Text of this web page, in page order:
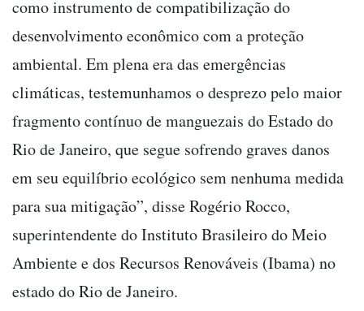
como instrumento de compatibilização do
desenvolvimento econômico com a proteção
ambiental. Em plena era das emergências
climáticas, testemunhamos o desprezo pelo maior
fragmento contínuo de manguezais do Estado do
Rio de Janeiro, que segue sofrendo graves danos
em seu equilíbrio ecológico sem nenhuma medida
para sua mitigação”, disse Rogério Rocco,
superintendente do Instituto Brasileiro do Meio
Ambiente e dos Recursos Renováveis (Ibama) no
estado do Rio de Janeiro.